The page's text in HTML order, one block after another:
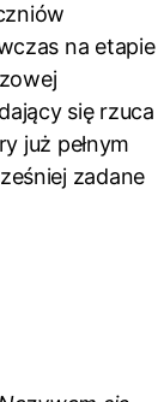
na etapie
się rzuca
już pełnym
zadane